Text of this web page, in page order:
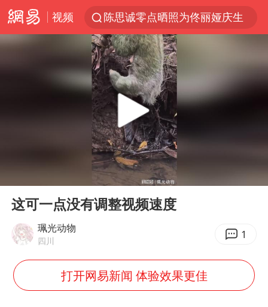
视频
陈思诚零点晒照为佟丽娅庆生
郑丽文：台湾从来没有“独立”过
央视新主播李秋莹孙亚鹏亮相
几元成本的AI广告导致千万市值蒸发
情侣平潭拍日出坠崖1死1伤
老挝国会主席赛宋蓬逝世
茅台部分直营店飞天茅台提价
白海豚将正面袭击贯穿浙江
酒店回应车内过夜被收150元
杭州全市有序停课
夏日经济乘“热”而上 消费市场向“新”而行
Play
这可一点没有调整视频速度
珮光动物
四川 1
打开网易新闻 体验效果更佳